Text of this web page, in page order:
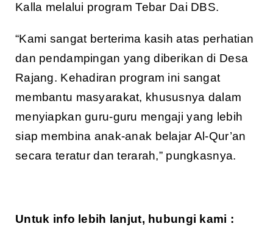
Kalla melalui program Tebar Dai DBS.
“Kami sangat berterima kasih atas perhatian
dan pendampingan yang diberikan di Desa
Rajang. Kehadiran program ini sangat
membantu masyarakat, khususnya dalam
menyiapkan guru-guru mengaji yang lebih
siap membina anak-anak belajar Al-Qur’an
secara teratur dan terarah,” pungkasnya.
Untuk info lebih lanjut, hubungi kami :